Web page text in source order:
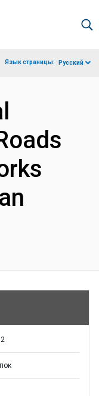
Язык страницы: Русский